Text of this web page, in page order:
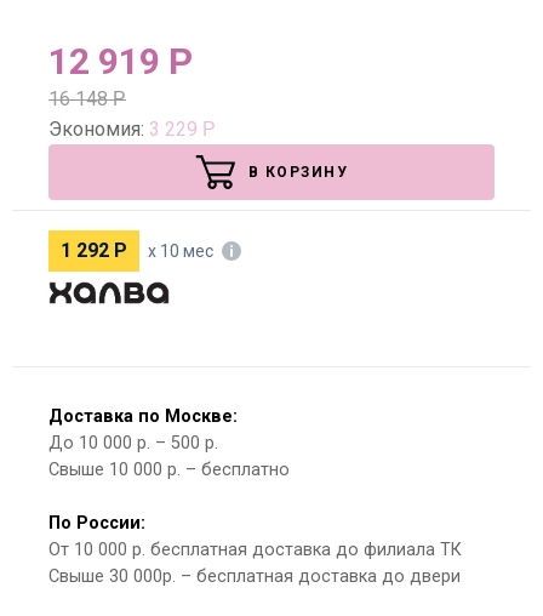
12 919 Р
16 148Р
Экономия: 3 229 Р
В КОРЗИНУ
1 292 Р х 10 мес
Доставка по Москве:
До 10 000 р. – 500 р.
Свыше 10 000 р. – бесплатно
По России:
От 10 000 р. бесплатная доставка до филиала ТК
Свыше 30 000р. – бесплатная доставка до двери